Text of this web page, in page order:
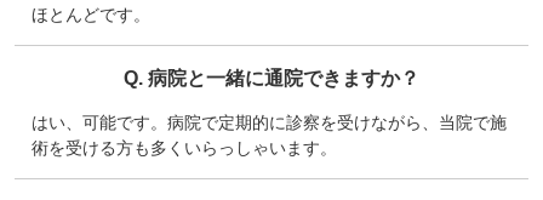
ほとんどです。
Q. 病院と一緒に通院できますか？
はい、可能です。病院で定期的に診察を受けながら、当院で施
術を受ける方も多くいらっしゃいます。